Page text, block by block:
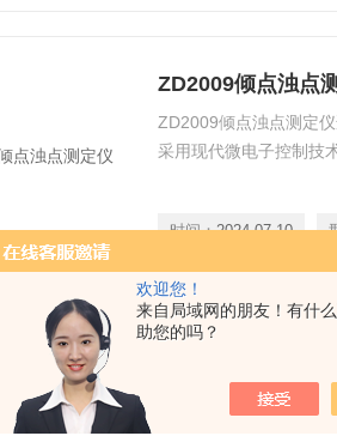
欢迎您！
来自局域网的朋友！有什
助您的吗？
ZD2009倾点浊点
ZD2009倾点浊点测定
采用现代微电子控制技
时间：2024-07-10
ZD2009浊点测定仪适
现代微电子控制技术，